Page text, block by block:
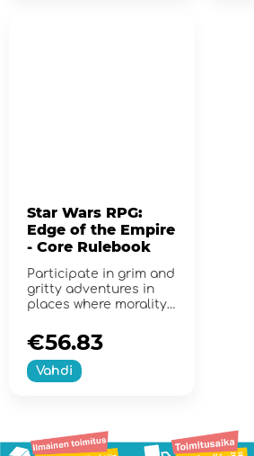
Star Wars RPG:
Edge of the Empire
- Core Rulebook
Participate in grim and
gritty adventures in
places where morality
Vahdi
€56.83